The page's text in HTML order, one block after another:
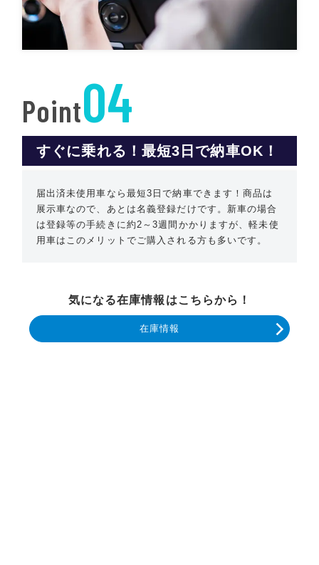
Point04
すぐに乗れる！ 最短3日で納車OK！
届出済未使用車なら最短3日で納車できます！商品は
展示車なので、あとは名義登録だけです。新車の場合
は登録等の手続きに約2～3週間かかりますが、軽未使
用車はこのメリットでご購入される方も多いです。
気になる在庫情報はこちらから！
在庫情報